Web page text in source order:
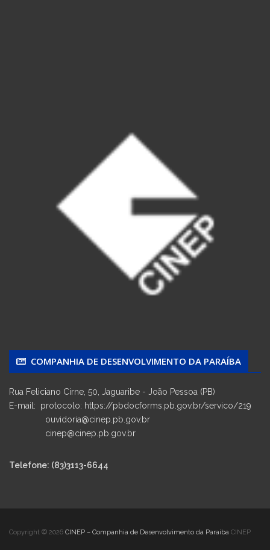
COMPANHIA DE DESENVOLVIMENTO DA PARAÍBA
Rua Feliciano Cirne, 50, Jaguaribe - João Pessoa (PB)
E-mail: protocolo: https://pbdocforms.pb.gov.br/servico/219
ouvidoria@cinep.pb.gov.br
cinep@cinep.pb.gov.br
Telefone: (83)3113-6644
Copyright © 2026 CINEP – Companhia de Desenvolvimento da Paraíba CINEP